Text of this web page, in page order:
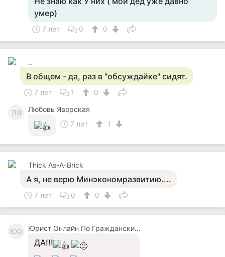
умер)
7 лет 0 0
..
В общем - да, раз в "обсуждайке" сидят.
7 лет 1 0
ЛЯ
Любовь Яворская
7 лет
1
Thick As-A-Brick
А я, не верю Минэкономразвитию....
7 лет 0 0
ЮО Юрист Онлайн По Гражданским Делам
ДА!!!